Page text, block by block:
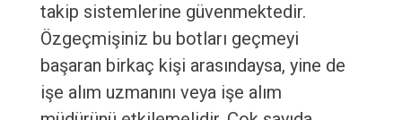
takip sistemlerine güvenmektedir.
Özgeçmişiniz bu botları geçmeyi
başaran birkaç kişi arasındaysa, yine de
işe alım uzmanını veya işe alım